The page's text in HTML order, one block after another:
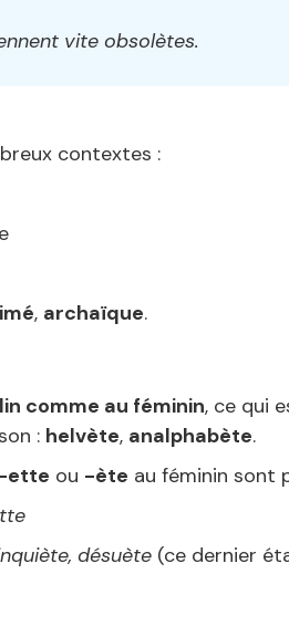
vite obsolètes.
contextes :
, archaïque.
comme au féminin, ce qui
: helvète, analphabète.
ette ou -ète au féminin sont
désuète (ce dernier